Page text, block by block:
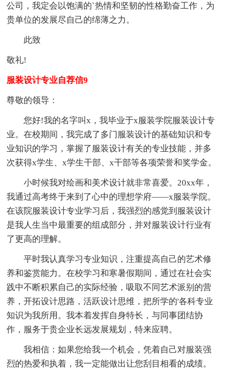
公司，我定会以饱满的`热情和坚韧的性格勤奋工作，为
贵单位的发展尽自己的绵薄之力。
此致
敬礼!
服装设计专业自荐信9
尊敬的领导：
您好!我的名字叫x，我毕业于x服装学院服装设计专
业。在校期间，我完成了多门服装设计的基础知识和专
业知识的学习，掌握了服装设计有关的专业技能，并多
次获得x学生、x学生干部、x干部等各项荣誉和奖学金。
小时候我对绘画和美术设计就非常喜爱。20xx年，
我通过高考终于来到了心中的理想学府——x服装学院。
在该院服装设计专业学习后，我强烈的感觉到服装设计
是我人生当中最重要的组成部分，并对服装设计行业有
了更高的理解。
平时我认真学习专业知识，注重提高自己的艺术修
养和鉴赏能力。在校学习和寒暑假期间，通过在社会实
践中不断积累自己的实际经验，吸取不同艺术派别的营
养，开拓设计思路，活跃设计思维，把所学的'各科专业
知识为我所用。我本着发挥自身特长，与同事团结协
作，服务于贵企业长远发展规划，特来应聘。
我相信：如果您给我一个机会，凭着自己对服装强
烈的热爱和执着，我一定能做出让您刮目相看的成绩。